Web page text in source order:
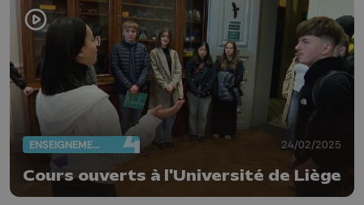
ENSEIGNEMENT 24/02/2025
Cours ouverts à l'Université de Liège